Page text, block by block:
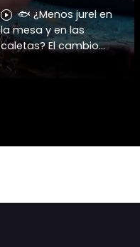
🐟 ¿Menos jurel en
la mesa y en las
caletas? El cambio
climático y El Niño
alteran las aguas